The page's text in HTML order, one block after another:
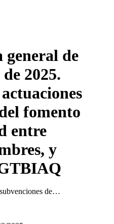
general de
2025.
fomento
entre
y
de…